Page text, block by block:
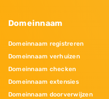
Domeinnaam
Domeinnaam registreren
Domeinnaam verhuizen
Domeinnaam checken
Domeinnaam extensies
Domeinnaam doorverwijzen